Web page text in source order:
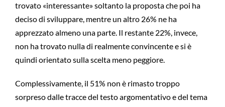
trovato «interessante» soltanto la proposta che poi ha
deciso di sviluppare, mentre un altro 26% ne ha
apprezzato almeno una parte. Il restante 22%, invece,
non ha trovato nulla di realmente convincente e si è
quindi orientato sulla scelta meno peggiore.
Complessivamente, il 51% non è rimasto troppo
sorpreso dalle tracce del testo argomentativo e del tema